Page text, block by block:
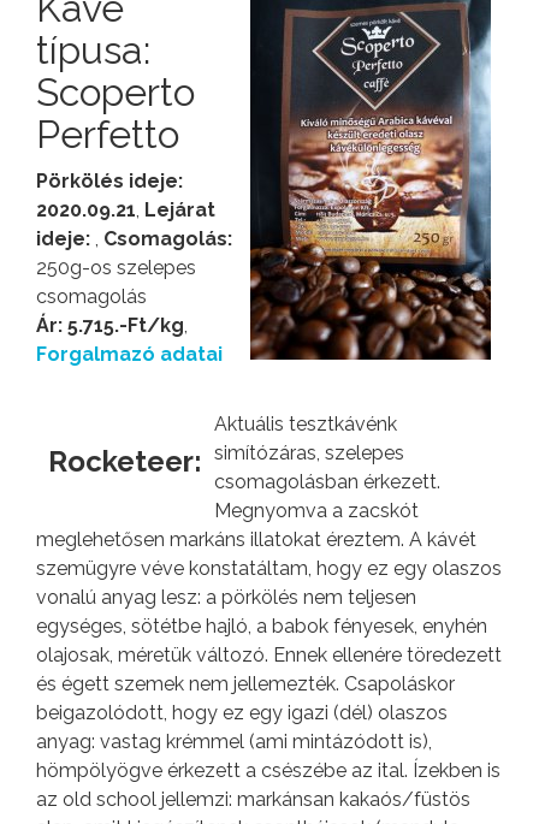
típusa:
Scoperto
Perfetto
Pörkölés ideje:
2020.09.21, Lejárat
ideje: , Csomagolás:
250g-os szelepes
csomagolás
Ár: 5.715.-Ft/kg,
Forgalmazó adatai
Rocketeer:
Aktuális tesztkávénk
simítózáras, szelepes
csomagolásban érkezett.
Megnyomva a zacskót
meglehetősen markáns illatokat éreztem. A kávét
szemügyre véve konstatáltam, hogy ez egy olaszos
vonalú anyag lesz: a pörkölés nem teljesen
egységes, sötétbe hajló, a babok fényesek, enyhén
olajosak, méretük változó. Ennek ellenére töredezett
és égett szemek nem jellemezték. Csapoláskor
beigazolódott, hogy ez egy igazi (dél) olaszos
anyag: vastag krémmel (ami mintázódott is),
hömpölyögve érkezett a csészébe az ital. Ízekben is
az old school jellemzi: markánsan kakaós/füstös